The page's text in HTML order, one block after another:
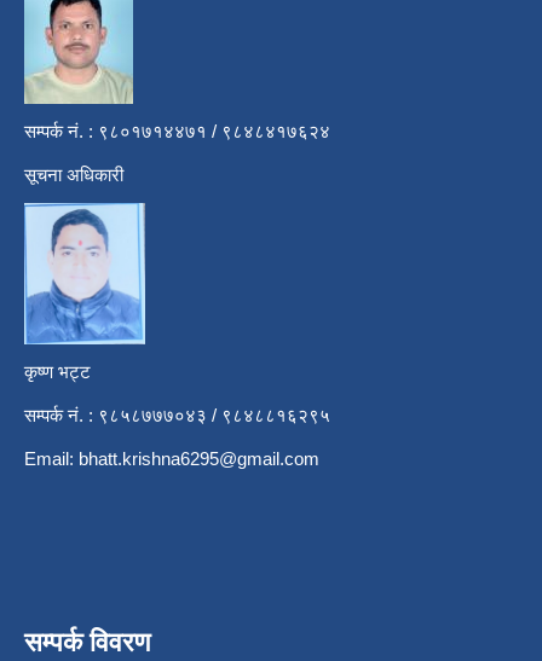
सम्पर्क नं. : ९८०१७१४४७१ / ९८४८४१७६२४
सूचना अधिकारी
कृष्ण भट्ट
सम्पर्क नं. : ९८५८७७७०४३ / ९८४८८१६२९५
Email: bhatt.krishna6295@gmail.com
सम्पर्क विवरण